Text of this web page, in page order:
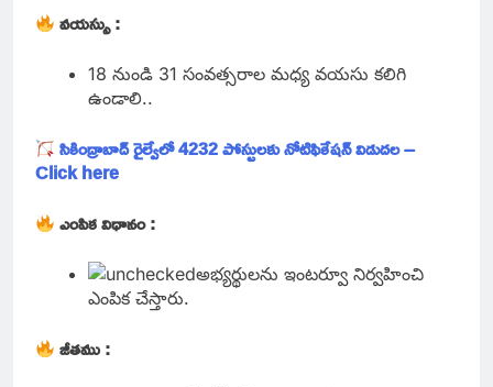
వయస్సు :
18 నుండి 31 సంవత్సరాల మధ్య వయసు కలిగి
ఉండాలి..
సికింద్రాబాద్ రైల్వేలో 4232 పోస్టులకు నోటిఫికేషన్ విడుదల –
Click here
ఎంపిక విధానం :
అభ్యర్థులను ఇంటర్వూ నిర్వహించి
ఎంపిక చేస్తారు.
జీతము :